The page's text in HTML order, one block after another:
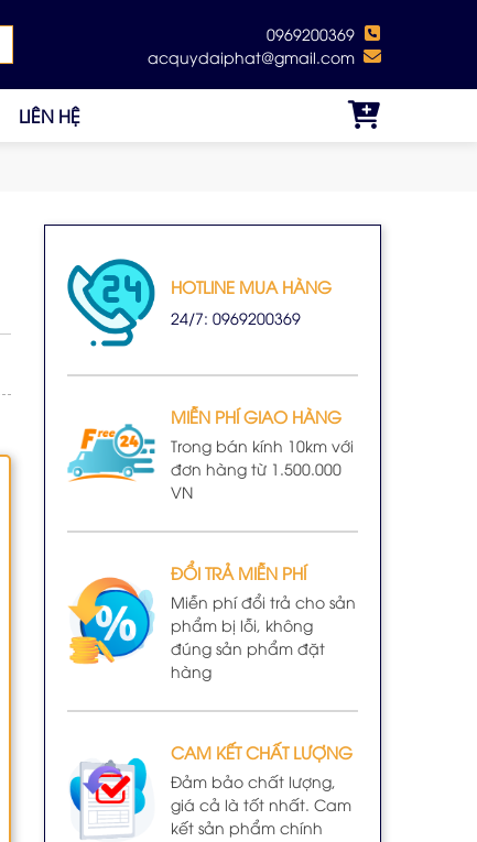
0969200369
acquydaiphat@gmail.com
LIÊN HỆ
HOTLINE MUA HÀNG
24/7: 0969200369
MIỄN PHÍ GIAO HÀNG
Trong bán kính 10km với
đơn hàng từ 1.500.000
VN
ĐỔI TRẢ MIỄN PHÍ
Miễn phí đổi trả cho sản
phẩm bị lỗi, không
đúng sản phẩm đặt
hàng
CAM KẾT CHẤT LƯỢNG
Đảm bảo chất lượng,
giá cả là tốt nhất. Cam
kết sản phẩm chính